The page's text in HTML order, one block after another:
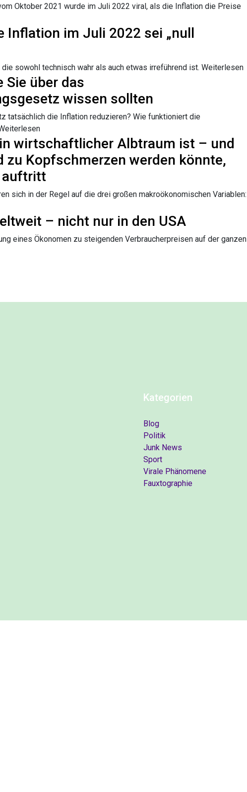
Oktober 2021 wurde im Juli 2022 viral, als die Inflation die Preise
Inflation im Juli 2022 sei „null
sowohl technisch wahr als auch etwas irreführend ist. Weiterlesen
Sie über das
wissen sollten
tatsächlich die Inflation reduzieren? Wie funktioniert die
wirtschaftlicher Albtraum ist – und
zu Kopfschmerzen werden könnte,
auftritt
sich in der Regel auf die drei großen makroökonomischen Variablen:
– nicht nur in den USA
eines Ökonomen zu steigenden Verbraucherpreisen auf der ganzen
Kategorien
Blog
Politik
Junk News
Sport
Virale Phänomene
Fauxtographie